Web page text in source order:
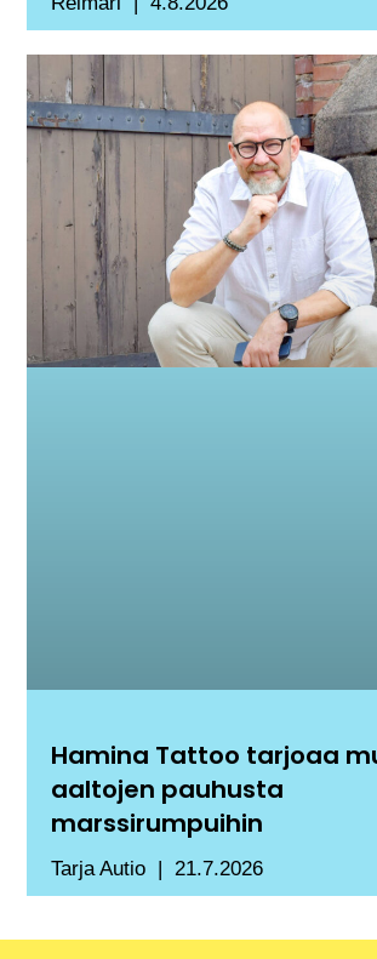
Hamina Tattoo tarjoaa
aaltojen pauhusta
marssirumpuihin
Tarja Autio 21.7.2026